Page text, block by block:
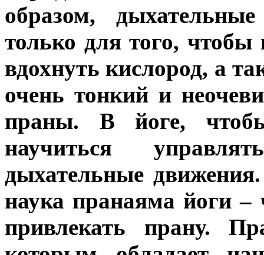
образом,
только для того,
вдохнуть кислород, а
очень тонкий и
праны. В йоге,
научиться
дыхательные
наука пранаяма йоги –
привлекать прану.